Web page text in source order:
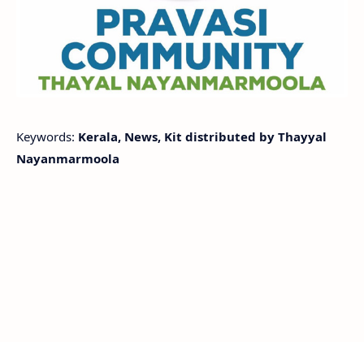
Keywords: Kerala, News, Kit distributed by Thayyal
Nayanmarmoola